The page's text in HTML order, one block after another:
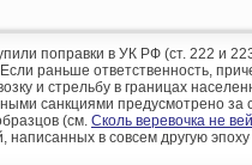
поправки в УК РФ (ст. 222 и
раньше ответственность,
и стрельбу в границах
санкциями предусмотрено за
(см. Сколь веревочка не
написанных в совсем другую